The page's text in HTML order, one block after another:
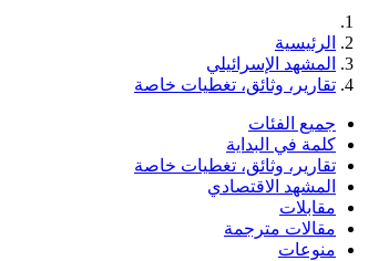
الرئيسية
المشهد الإسرائيلي
تقارير، وثائق، تغطيات خاصة
جميع الفئات
كلمة في البداية
تقارير، وثائق، تغطيات خاصة
المشهد الاقتصادي
مقابلات
مقالات مترجمة
منوعات